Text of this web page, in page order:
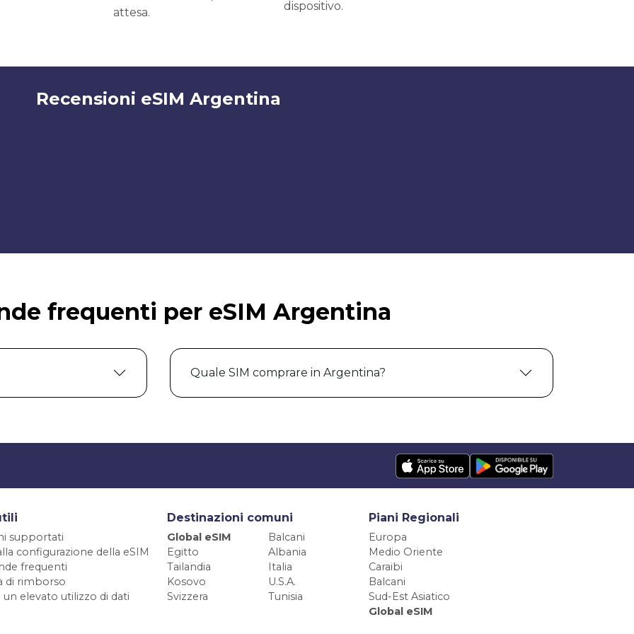
attesa.
dispositivo.
Recensioni eSIM Argentina
frequenti per eSIM Argentina
Quale SIM comprare in Argentina?
supportati
configurazione della eSIM
frequenti
di rimborso
un elevato utilizzo di dati
Destinazioni comuni
Global eSIM
Balcani
Egitto
Albania
Tailandia
Italia
Kosovo
U.S.A.
Svizzera
Tunisia
Piani Regionali
Europa
Medio Oriente
Caraibi
Balcani
Sud-Est Asiatico
Global eSIM